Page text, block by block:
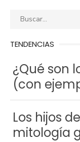
Buscar:
TENDENCIAS
¿Qué son
(con
Los hijos
mitología